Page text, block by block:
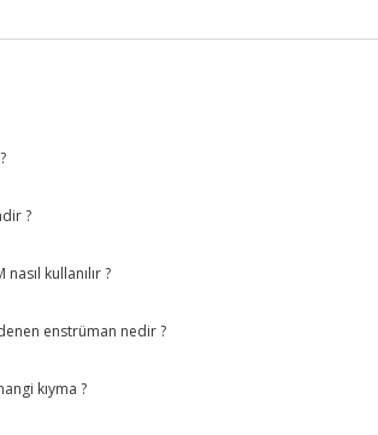
?
nasıl kullanılır ?
enstrüman nedir ?
kıyma ?